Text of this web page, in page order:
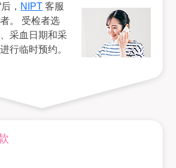
， NIPT 客服
。 受检者选
采血日期和采
行临时预约。